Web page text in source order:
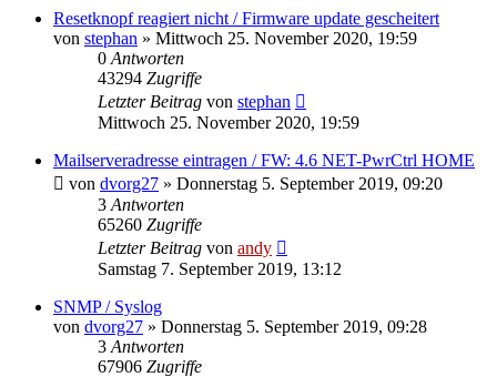
Resetknopf reagiert nicht / Firmware update gescheitert
von stephan » Mittwoch 25. November 2020, 19:59
0 Antworten
43294 Zugriffe
Letzter Beitrag von stephan
Mittwoch 25. November 2020, 19:59
Mailserveradresse eintragen / FW: 4.6 NET-PwrCtrl HOME
von dvorg27 » Donnerstag 5. September 2019, 09:20
3 Antworten
65260 Zugriffe
Letzter Beitrag von andy
Samstag 7. September 2019, 13:12
SNMP / Syslog
von dvorg27 » Donnerstag 5. September 2019, 09:28
3 Antworten
67906 Zugriffe